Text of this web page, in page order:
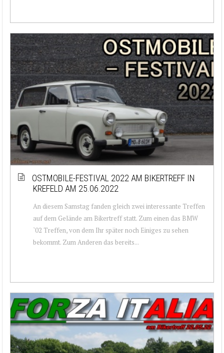
OSTMOBILE-FESTIVAL 2022 AM BIKERTREFF IN
KREFELD AM 25.06.2022
An diesem Samstag fanden gleich zwei interessante Treffen
auf dem Gelände am Bikertreff statt. Zum einen das BMW
`02 Treffen, von dem Ihr später noch Einiges zu sehen
bekommt. Zum Anderen das bereits...